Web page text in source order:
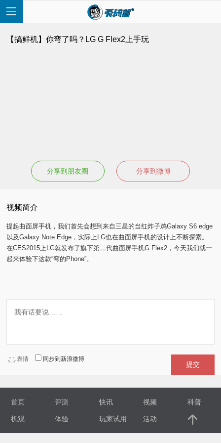
测
视
频
验
【搞鲜机】你弯了吗？LG G Flex2上手玩
分享到朋友圈 分享到微博
视频简介
提起曲面屏手机，我们首先会想到来自三星的当红炸子鸡Galaxy S6 edge
以及Galaxy Note Edge，实际上LG也在曲面屏手机的设计上不断探索。
在CES2015上LG就发布了旗下第二代曲面屏手机G Flex2，今天我们就一
起来体验下这款“弯的Phone”。
表情 同步到新浪微博
提交
首页 评测 快讯 视频 科普
机观 体验 玩家试用 活动